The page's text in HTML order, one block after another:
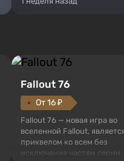
Fallout 76
От 16 ₽
Fallout 76 — новая игра во
вселенной Fallout,
приквелом ко всем без
исключения частям серии.